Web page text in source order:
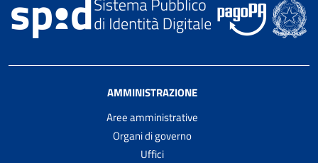
AMMINISTRAZIONE
Aree amministrative
Organi di governo
Uffici